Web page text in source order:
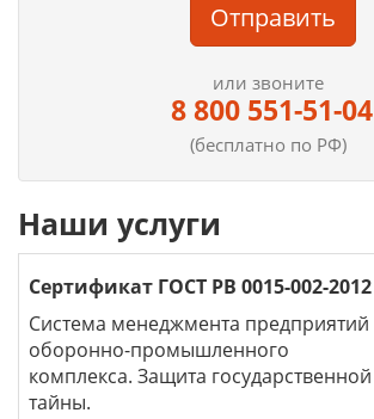
Отправить
или звоните
8 800 551-51-04
(бесплатно по РФ)
Наши услуги
Сертификат ГОСТ РВ 0015-002-2012
Система менеджмента предприятий
оборонно-промышленного
комплекса. Защита государственной
тайны.